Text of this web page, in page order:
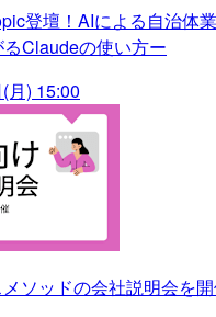
登壇！AIによる自治体
Claudeの使い方ー
月) 15:00
メソッドの会社説明会を